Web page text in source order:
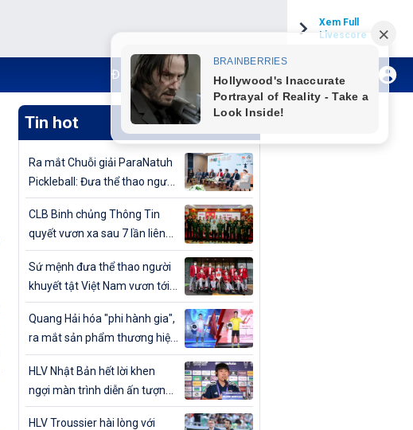
Xem Full
Livescore
Đăng ký Internet TH VTVCab Xem Live
Tin hot
Ra mắt Chuỗi giải ParaNatuh
Pickleball: Đưa thể thao người
khuyết tật lên tầm cao mới
CLB Binh chủng Thông Tin
quyết vươn xa sau 7 lần liên
tiếp vô địch Giải bóng chuyền
Cúp Quân đội mở rộng 2024
Sứ mệnh đưa thể thao người
khuyết tật Việt Nam vươn tới
đỉnh cao
Quang Hải hóa "phi hành gia",
ra mắt sản phẩm thương hiệu
cá nhân trong ngày sinh nhật
HLV Nhật Bản hết lời khen
ngợi màn trình diễn ấn tượng
của ĐT Việt Nam
HLV Troussier hài lòng với